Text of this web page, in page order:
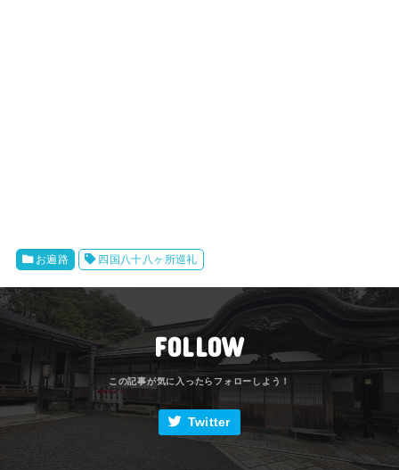
お遍路 四国八十八ヶ所巡礼
FOLLOW
Twitter